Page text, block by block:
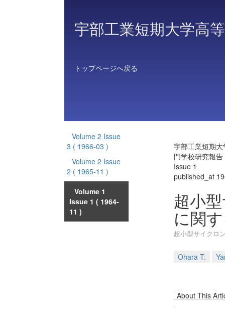
宇部工業短期大学高
トップページへ戻る
Volume 2 Issue
3 ( 1966-03 )
Volume 2 Issue
2 ( 1965-11 )
Volume 1
Issue 1 ( 1964-
11 )
宇部工業短期
門学校研究報
Issue 1
published_at
超小
に関
超小型サイクロ
Ohara T.
About This